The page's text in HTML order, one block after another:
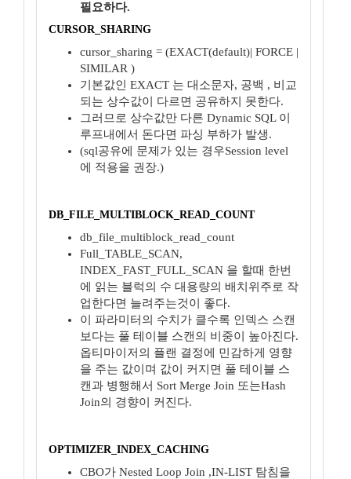
필요하다.
CURSOR_SHARING
cursor_sharing = (EXACT(default)| FORCE |
SIMILAR )
기본값인 EXACT 는 대소문자, 공백 , 비교
되는 상수값이 다르면 공유하지 못한다.
그러므로 상수값만 다른 Dynamic SQL 이
루프내에서 돈다면 파싱 부하가 발생.
(sql공유에 문제가 있는 경우Session level
에 적용을 권장.)
DB_FILE_MULTIBLOCK_READ_COUNT
db_file_multiblock_read_count
Full_TABLE_SCAN,
INDEX_FAST_FULL_SCAN 을 할때 한번
에 읽는 블럭의 수 대용량의 배치위주로 작
업한다면 늘려주는것이 좋다.
이 파라미터의 수치가 클수록 인덱스 스캔
보다는 풀 테이블 스캔의 비중이 높아진다.
옵티마이저의 플랜 결정에 민감하게 영향
을 주는 값이며 값이 커지면 풀 테이블 스
캔과 병행해서 Sort Merge Join 또는Hash
Join의 경향이 커진다.
OPTIMIZER_INDEX_CACHING
CBO가 Nested Loop Join ,IN-LIST 탐침을